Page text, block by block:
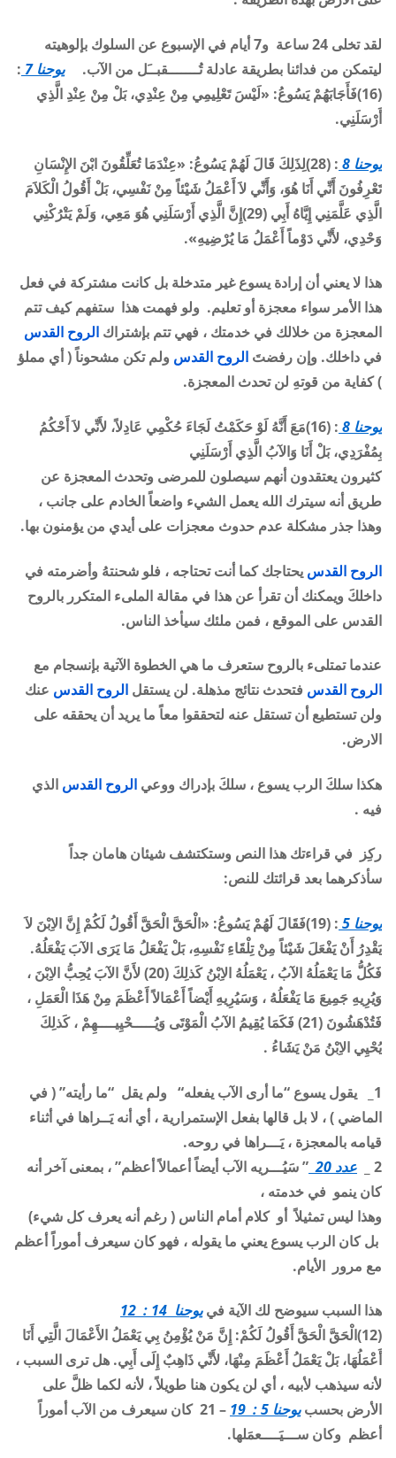
لقد تخلى 24 ساعة و7 أيام في الإسبوع عن السلوك بإلوهيته
ليتمكن من فدائنا بطريقة عادلة تُـــــــقبــَل من الآب. يوحنا 7
:
(16)فَأَجَابَهُمْ يَسُوعُ: «لَيْسَ تَعْلِيمِي مِنْ عِنْدِي، بَلْ مِنْ عِنْدِ الَّذِي
أَرْسَلَنِي.
يوحنا 8
: (28)لِذَلِكَ قَالَ لَهُمْ يَسُوعُ: «عِنْدَمَا تُعَلِّقُونَ ابْنَ الإِنْسَانِ
تَعْرِفُونَ أَنِّي أَنَا هُوَ، وَأَنِّي لاَ أَعْمَلُ شَيْئاً مِنْ نَفْسِي، بَلْ أَقُولُ الْكَلاَمَ
الَّذِي عَلَّمَنِي إِيَّاهُ أَبِي (29)إِنَّ الَّذِي أَرْسَلَنِي هُوَ مَعِي، وَلَمْ يَتْرُكْنِي
وَحْدِي، لأَنِّي دَوْماً أَعْمَلُ مَا يُرْضِيهِ».
هذا لا يعني أن إرادة يسوع غير متدخلة بل كانت مشتركة في فعل
هذا الأمر سواء معجزة أو تعليم. ولو فهمت هذا ستفهم كيف تتم
المعجزة من خلالك في خدمتك ، فهي تتم بإشتراك الروح القدس
في داخلك. وإن رفضتَ الروح القدس ولم تكن مشحوناً ( أي مملؤ
) كفاية من قوتهِ لن تحدث المعجزة.
يوحنا 8
: (16)مَعَ أَنَّهُ لَوْ حَكَمْتُ لَجَاءَ حُكْمِي عَادِلاً، لأَنِّي لاَ أَحْكُمُ
بِمُفْرَدِي، بَلْ أَنَا وَالآبُ الَّذِي أَرْسَلَنِي
كثيرون يعتقدون أنهم سيصلون للمرضى وتحدث المعجزة عن
طريق أنه سيترك الله يعمل الشيء واضعاالخادم على جانب ،
وهذا جذر مشكلة عدم حدوث معجزات على أيدي من يؤمنون بها.
الروح القدس يحتاجك كما أنت تحتاجه ، فلو شحنتهُ وأضرمته في
داخلكَ ويمكنك أن تقرأ عن هذا في مقالة الملىء المتكرر بالروح
القدس على الموقع ، فمن ملئك سيأخذ الناس.
عندما تمتلىء بالروح ستعرف ما هي الخطوة الآتية بإنسجام مع
الروح القدس فتحدث نتائج مذهلة. لن يستقل الروح القدس عنك
ولن تستطيع أن تستقل عنه لتحققوا معاً ما يريد أن يحققه على
الارض.
هكذا سلكَ الرب يسوع ، سلكَ بإدراك ووعي الروح القدس الذي
فيه .
ركِز في قراءتك هذا النص وستكتشف شيئان هامان جداً
سأذكرهما بعد قرائتك للنص:
يوحنا 5
: (19)فَقَالَ لَهُمْ يَسُوعُ: «الْحَقَّ الْحَقَّ أَقُولُ لَكُمْ إِنَّ الاِبْنَ لاَ
يَقْدِرُ أَنْ يَفْعَلَ شَيْئاً مِنْ تِلْقَاءِ نَفْسِهِ، بَلْ يَفْعَلُ مَا يَرَى الآبَ يَفْعَلُهُ.
فَكُلُّ مَا يَعْمَلُهُ الآبُ ، يَعْمَلُهُ الاِبْنُ كَذلِكَ (20) لأَنَّ الآبَ يُحِبُّ الاِبْنَ ،
وَيُرِيهِ جَمِيعَ مَا يَفْعَلُهُ ، وَسَيُرِيهِ أَيْضاً أَعْمَالاً أَعْظَمَ مِنْ هَذَا الْعَمَلِ ،
فَتُدْهَشُونَ (21) فَكَمَا يُقِيمُ الآبُ الْمَوْتَى وَيُـــــحْيِيــــهِمْ ، كَذلِكَ
يُحْيِي الاِبْنُ مَنْ يَشَاءُ .
1_ يقول يسوع “ما أرى الآب يفعله“ ولم يقل “ما رأيته” ( في
الماضي ) ، لا بل قالها بفعل الإستمرارية ، أي أنه يَــراها في أثناء
قيامه بالمعجزة ، يَـــراها في روحه.
2 _
عدد 20 ” سَيُـــريه الآب أيضاً أعمالاً أعظم”، بمعنى آخر أنه
كان ينمو في خدمته ،
وهذا ليس تمثيلاً أو كلام أمام الناس ( رغم أنه يعرف كل شيء)
بل كان الرب يسوع يعني ما يقوله ، فهو كان سيعرف أموراً أعظم
مع مرور الأيام.
هذا السبب سيوضح لك الآية فييوحنا 14 : 12
(12)
الْحَقَّ الْحَقَّ أَقُولُ لَكُمْ: إِنَّ مَنْ يُؤْمِنُ بِي يَعْمَلُ الأَعْمَالَ الَّتِي أَنَا
أَعْمَلُهَا، بَلْ يَعْمَلُ أَعْظَمَ مِنْهَا، لأَنِّي ذَاهِبٌ إِلَى أَبِي. هل ترى السبب ،
لأنه سيذهب لأبيه ، أي لن يكون هنا طويلاً ، لأنه لكما ظلَّ على
الأرض بحسبيوحنا 5 : 19
– 21 كان سيعرف من الآب أموراً
أعظم وكان ســـيَــــعمَلها.